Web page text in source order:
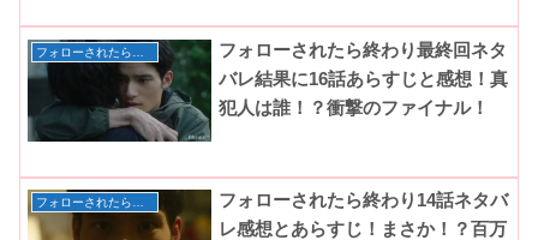
フォローされたら終わり最終回ネタ
バレ結果に16話あらすじと感想！真
犯人は誰！？衝撃のファイナル！
フォローされたら終わり
フォローされたら終わり14話ネタバ
レ感想とあらすじ！まさか！？百万